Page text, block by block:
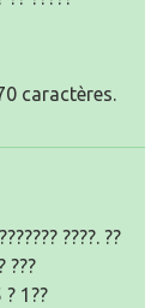
caractères.
????. ??
???
? 1??